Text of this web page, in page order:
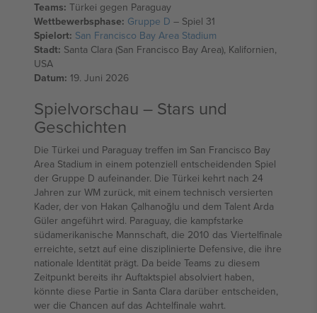
Teams: Türkei gegen Paraguay
Wettbewerbsphase: Gruppe D – Spiel 31
Spielort: San Francisco Bay Area Stadium
Stadt: Santa Clara (San Francisco Bay Area), Kalifornien,
USA
Datum: 19. Juni 2026
Spielvorschau – Stars und
Geschichten
Die Türkei und Paraguay treffen im San Francisco Bay
Area Stadium in einem potenziell entscheidenden Spiel
der Gruppe D aufeinander. Die Türkei kehrt nach 24
Jahren zur WM zurück, mit einem technisch versierten
Kader, der von Hakan Çalhanoğlu und dem Talent Arda
Güler angeführt wird. Paraguay, die kampfstarke
südamerikanische Mannschaft, die 2010 das Viertelfinale
erreichte, setzt auf eine disziplinierte Defensive, die ihre
nationale Identität prägt. Da beide Teams zu diesem
Zeitpunkt bereits ihr Auftaktspiel absolviert haben,
könnte diese Partie in Santa Clara darüber entscheiden,
wer die Chancen auf das Achtelfinale wahrt.